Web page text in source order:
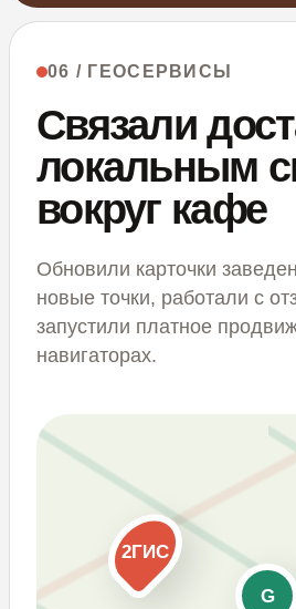
06 / ГЕОСЕРВИСЫ
Связали
локальным
вокруг кафе
Обновили карточки
новые точки, работали с
запустили платное
навигаторах.
2ГИС
G